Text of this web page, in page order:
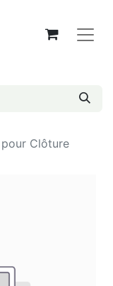
Clôture